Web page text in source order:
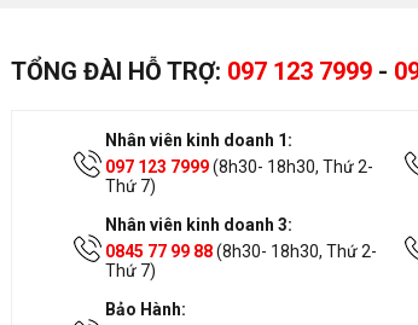
TỔNG ĐÀI HỖ TRỢ: 097 123 7999 -
Nhân viên kinh doanh 1:
097 123 7999(8h30- 18h30, Thứ 2-
Thứ 7)
Nhân viên kinh doanh 3:
0845 77 99 88(8h30- 18h30, Thứ 2-
Thứ 7)
Bảo Hành: